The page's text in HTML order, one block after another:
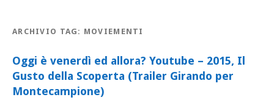
ARCHIVIO TAG: MOVIEMENTI
Oggi è venerdì ed allora? Youtube – 2015, Il
Gusto della Scoperta (Trailer Girando per
Montecampione)